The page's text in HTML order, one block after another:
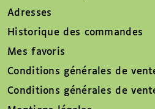
Adresses
Historique des commandes
Mes favoris
Conditions générales de
Conditions générales de